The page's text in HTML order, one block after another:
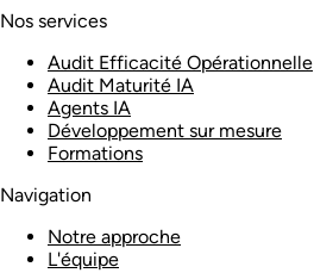
Nos services
Audit Efficacité Opérationnelle
Audit Maturité IA
Agents IA
Développement sur mesure
Formations
Navigation
Notre approche
L'équipe